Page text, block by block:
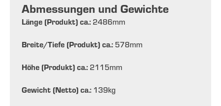
Abmessungen und Gewichte
Länge (Produkt) ca.: 2486mm
Breite/Tiefe (Produkt) ca.: 578mm
Höhe (Produkt) ca.: 2115mm
Gewicht (Netto) ca.: 139kg